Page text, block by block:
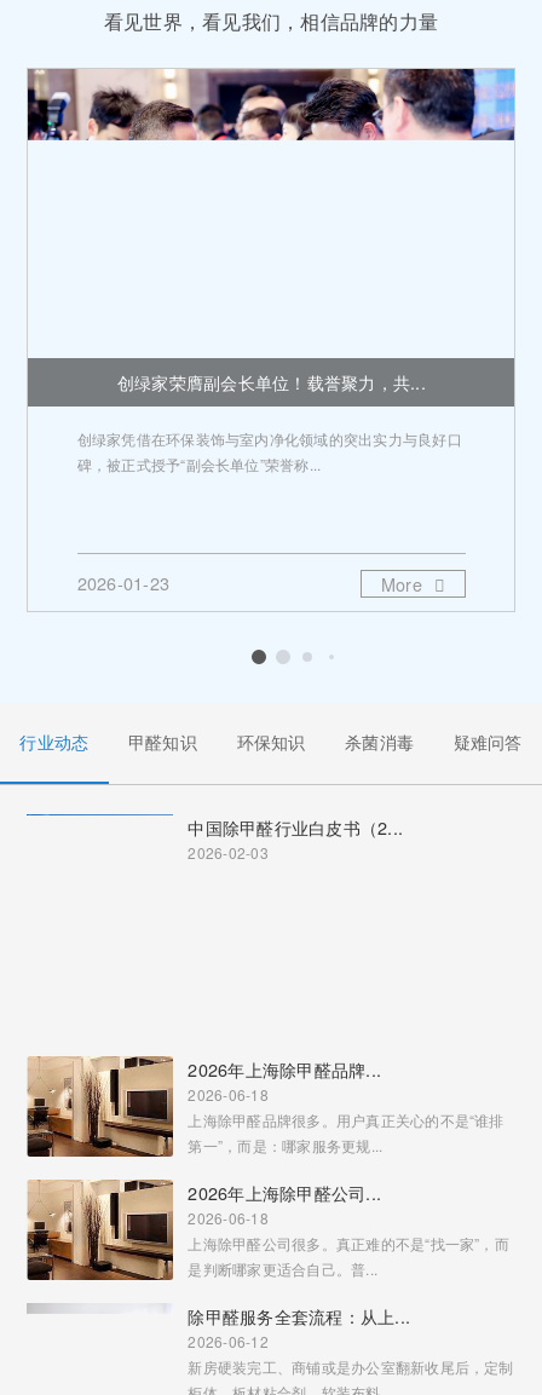
看见世界，看见我们，相信品牌的力量
创绿家荣膺副会长单位！载誉聚力，共...
创绿家凭借在环保装饰与室内净化领域的突出实力与良好口
碑，被正式授予“副会长单位”荣誉称...
2026-01-23 More
行业动态 甲醛知识 环保知识 杀菌消毒 疑难问答
中国除甲醛行业白皮书（2...
2026-02-03
2026年上海除甲醛品牌...
2026-06-18
上海除甲醛品牌很多。用户真正关心的不是“谁排
第一”，而是：哪家服务更规...
2026年上海除甲醛公司...
2026-06-18
上海除甲醛公司很多。真正难的不是“找一家”，而
是判断哪家更适合自己。普...
除甲醛服务全套流程：从上...
2026-06-12
新房硬装完工、商铺或是办公室翻新收尾后，定制